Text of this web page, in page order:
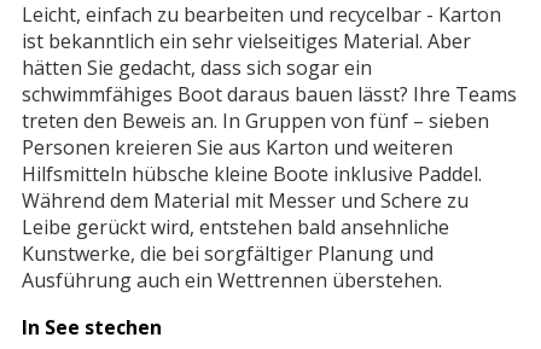
Leicht, einfach zu bearbeiten und recycelbar - Karton
ist bekanntlich ein sehr vielseitiges Material. Aber
hätten Sie gedacht, dass sich sogar ein
schwimmfähiges Boot daraus bauen lässt? Ihre Teams
treten den Beweis an. In Gruppen von fünf – sieben
Personen kreieren Sie aus Karton und weiteren
Hilfsmitteln hübsche kleine Boote inklusive Paddel.
Während dem Material mit Messer und Schere zu
Leibe gerückt wird, entstehen bald ansehnliche
Kunstwerke, die bei sorgfältiger Planung und
Ausführung auch ein Wettrennen überstehen.
In See stechen